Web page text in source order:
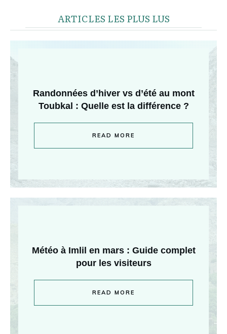
ARTICLES LES PLUS LUS
Randonnées d’hiver vs d’été au mont
Toubkal : Quelle est la différence ?
READ MORE
Météo à Imlil en mars : Guide complet
pour les visiteurs
READ MORE